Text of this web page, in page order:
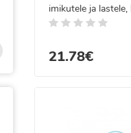
300
imikutele ja lastele,
9 osa
21.78€